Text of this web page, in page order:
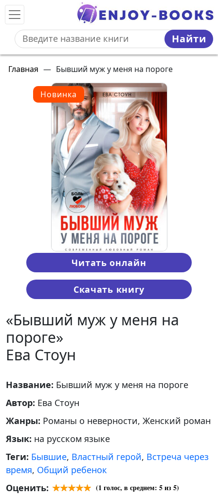
Найти
Главная — Бывший муж у меня на пороге
Новинка
Читать онлайн
Скачать книгу
«Бывший муж у меня на
пороге»
Ева Стоун
Название: Бывший муж у меня на пороге
Автор: Ева Стоун
Жанры: Романы о неверности, Женский роман
Язык: на русском языке
Теги: Бывшие, Властный герой, Встреча через
время, Общий ребенок
Оценить:
(1 голос, в среднем: 5из 5)